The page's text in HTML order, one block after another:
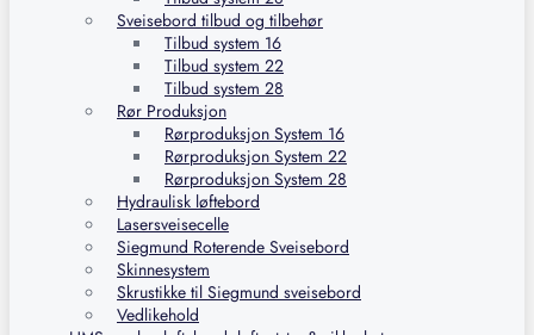
Sveisebord tilbud og tilbehør
Tilbud system 16
Tilbud system 22
Tilbud system 28
Rør Produksjon
Rørproduksjon System 16
Rørproduksjon System 22
Rørproduksjon System 28
Hydraulisk løftebord
Lasersveisecelle
Siegmund Roterende Sveisebord
Skinnesystem
Skrustikke til Siegmund sveisebord
Vedlikehold